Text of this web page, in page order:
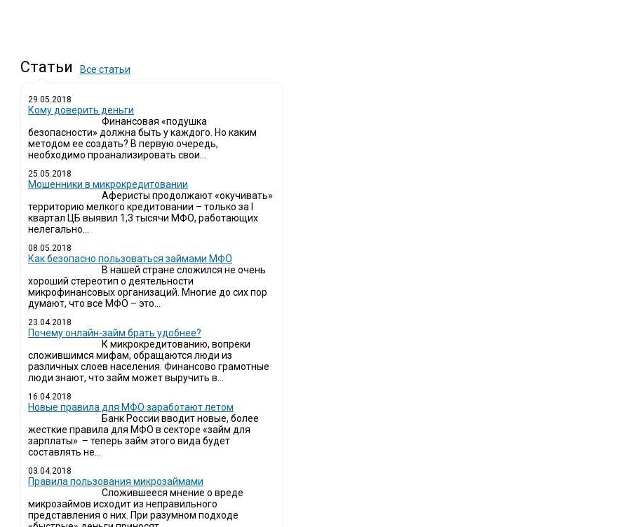
Статьи Все статьи
29.05.2018
Кому доверить деньги
Финансовая «подушка
безопасности» должна быть у каждого. Но каким
методом ее создать? В первую очередь,
необходимо проанализировать свои...
25.05.2018
Мошенники в микрокредитовании
Аферисты продолжают «окучивать»
территорию мелкого кредитовании – только за I
квартал ЦБ выявил 1,3 тысячи МФО, работающих
нелегально...
08.05.2018
Как безопасно пользоваться займами МФО
В нашей стране сложился не очень
хороший стереотип о деятельности
микрофинансовых организаций. Многие до сих пор
думают, что все МФО – это...
23.04.2018
Почему онлайн-займ брать удобнее?
К микрокредитованию, вопреки
сложившимся мифам, обращаются люди из
различных слоев населения. Финансово грамотные
люди знают, что займ может выручить в...
16.04.2018
Новые правила для МФО заработают летом
Банк России вводит новые, более
жесткие правила для МФО в секторе «займ для
зарплаты» – теперь займ этого вида будет
составлять не...
03.04.2018
​Правила пользования микрозаймами
Сложившееся мнение о вреде
микрозаймов исходит из неправильного
представления о них. При разумном подходе